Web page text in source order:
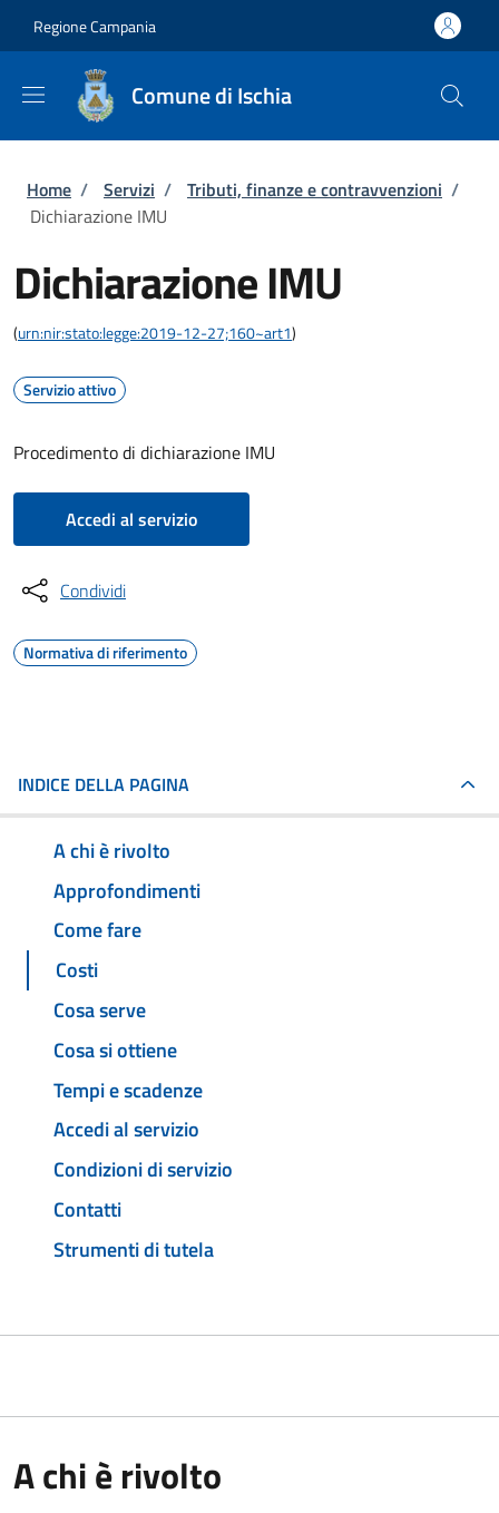
Regione Campania
Comune di Ischia
Briciole di pane
Home / Servizi / Tributi, finanze e contravvenzioni /
Dichiarazione IMU
Dichiarazione IMU
(urn:nir:stato:legge:2019-12-27;160~art1)
Servizio attivo
Procedimento di dichiarazione IMU
Accedi al servizio
Condividi
Normativa di riferimento
INDICE DELLA PAGINA
A chi è rivolto
Approfondimenti
Come fare
Costi
Cosa serve
Cosa si ottiene
Tempi e scadenze
Accedi al servizio
Condizioni di servizio
Contatti
Strumenti di tutela
A chi è rivolto